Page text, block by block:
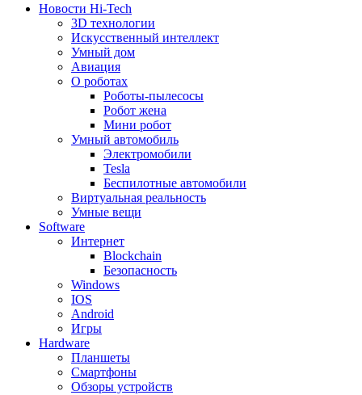
Новости Hi-Tech
3D технологии
Искусственный интеллект
Умный дом
Авиация
О роботах
Роботы-пылесосы
Робот жена
Мини робот
Умный автомобиль
Электромобили
Tesla
Беспилотные автомобили
Виртуальная реальность
Умные вещи
Software
Интернет
Blockchain
Безопасность
Windows
IOS
Android
Игры
Hardware
Планшеты
Смартфоны
Обзоры устройств